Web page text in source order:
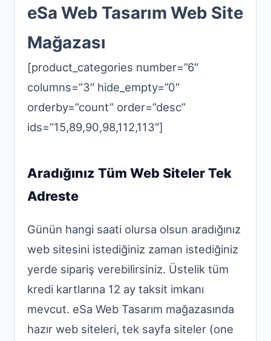
eSa Web Tasarım Web Site
Mağazası
[product_categories number=”6″
columns=”3″ hide_empty=”0″
orderby=”count” order=”desc”
ids=”15,89,90,98,112,113″]
Aradığınız Tüm Web Siteler Tek
Adreste
Günün hangi saati olursa olsun aradığınız
web sitesini istediğiniz zaman istediğiniz
yerde sipariş verebilirsiniz. Üstelik tüm
kredi kartlarına 12 ay taksit imkanı
mevcut. eSa Web Tasarım mağazasında
hazır web siteleri, tek sayfa siteler (one